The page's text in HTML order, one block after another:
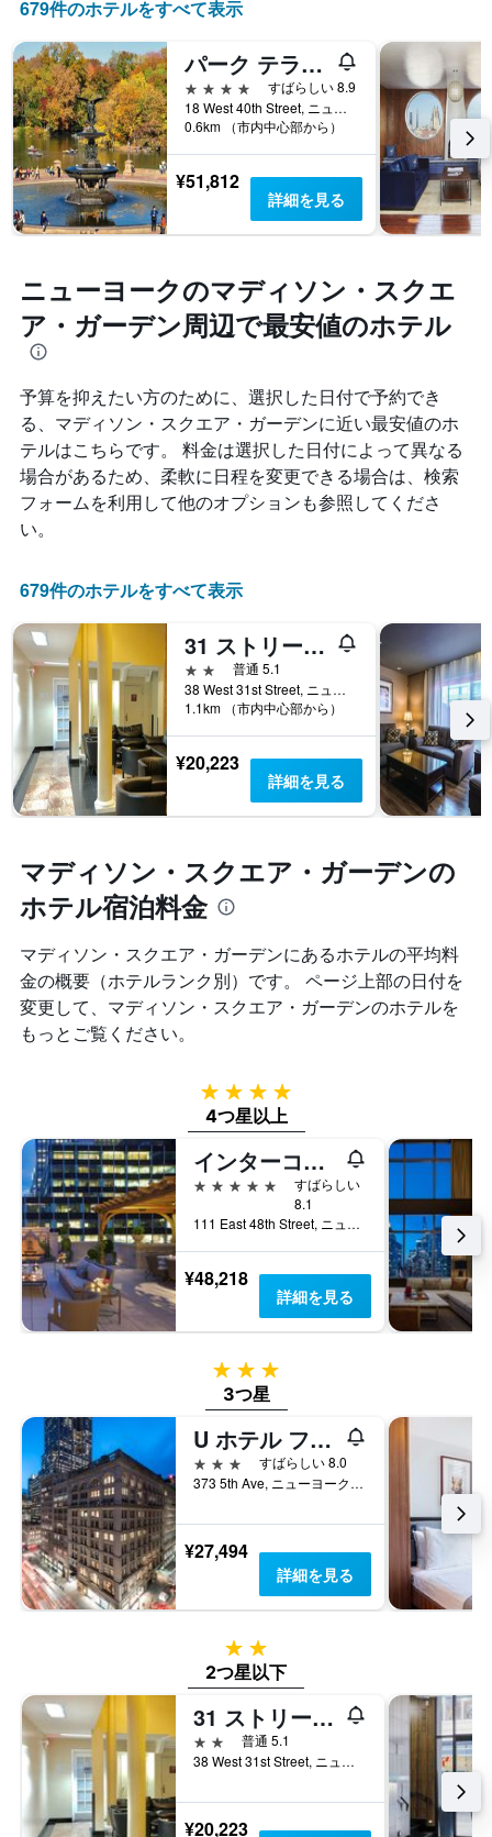
の
軸
1​
本
は、
客
室
の
平
均
を
表
し
て
ま
す
変
化
す
る
か
を
表
し
て
い
ま
の
X
1
は、
泊
ま
で
の
表
て
い
ま
す
表
の
Y
軸
1
本
客
室
の
平
料
金
を
し
679件のホテルをすべて表示
パーク テラス ホテル
4つ星
すばらしい 8.9
18 West 40th Street, ニューヨーク, NY, アメリカ合衆国
0.6km （市内中心部から）
¥51,812
詳細を見る
ニューヨークのマディソン・スクエ
ア・ガーデン周辺で最安値のホテル
予算を抑えたい方のために、選択した日付で予約でき
る、マディソン・スクエア・ガーデンに近い最安値のホ
テルはこちらです。 料金は選択した日付によって異なる
場合があるため、柔軟に日程を変更できる場合は、検索
フォームを利用して他のオプションも参照してくださ
い。
679件のホテルをすべて表示
31 ストリート ブロードウェイ ホテル
2つ星
普通 5.1
38 West 31st Street, ニューヨーク, NY, アメリカ合衆国
1.1km （市内中心部から）
¥20,223
詳細を見る
マディソン・スクエア・ガーデンの
ホテル宿泊料金
マディソン・スクエア・ガーデン​にあるホテルの平均料
金の概要（ホテルランク別）です。 ページ上部の日付を
変更して、マディソン・スクエア・ガーデン​のホテルを
もっとご覧ください。
4つ星
4つ星以上
インターコンチネンタル ニューヨーク バークレー ホテル
5つ星
すばらしい
8.1
111 East 48th Street, ニューヨーク, NY, アメリカ合衆国
¥48,218
詳細を見る
3つ星
3つ星
U ホテル フィフス アベニュー
3つ星
すばらしい 8.0
373 5th Ave, ニューヨーク, NY, アメリカ合衆国
¥27,494
詳細を見る
2つ星
2つ星以下
31 ストリート ブロードウェイ ホテル
2つ星
普通 5.1
38 West 31st Street, ニューヨーク, NY, アメリカ合衆国
¥20,223